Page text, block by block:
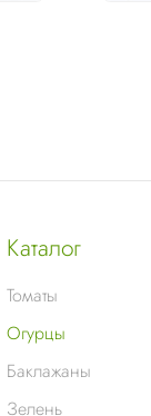
Каталог
Томаты
Огурцы
Баклажаны
Зелень